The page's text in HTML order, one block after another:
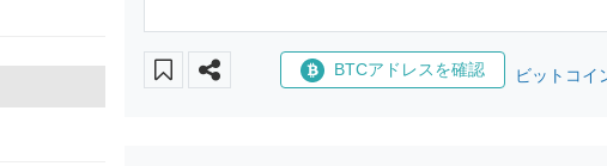
BTCアドレスを確認 ビットコイ